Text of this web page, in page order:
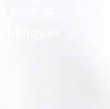
pour la